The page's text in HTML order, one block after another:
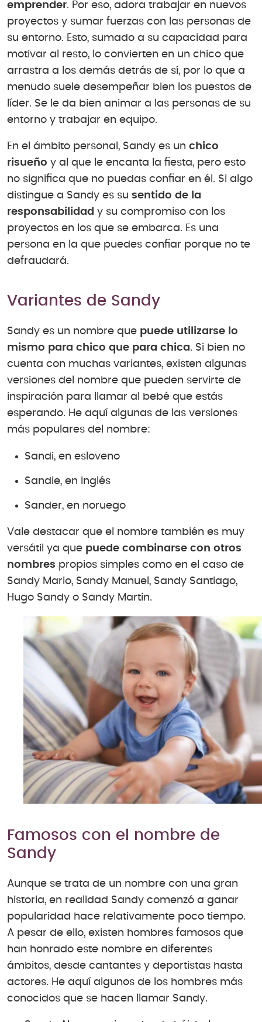
emprender. Por eso, adora trabajar en nuevos
proyectos y sumar fuerzas con las personas de
su entorno. Esto, sumado a su capacidad para
motivar al resto, lo convierten en un chico que
arrastra a los demás detrás de sí, por lo que a
menudo suele desempeñar bien los puestos de
líder. Se le da bien animar a las personas de su
entorno y trabajar en equipo.
En el ámbito personal, Sandy es un chico
risueño y al que le encanta la fiesta, pero esto
no significa que no puedas confiar en él. Si algo
distingue a Sandy es su sentido de la
responsabilidad y su compromiso con los
proyectos en los que se embarca. Es una
persona en la que puedes confiar porque no te
defraudará.
Variantes de Sandy
Sandy es un nombre que puede utilizarse lo
mismo para chico que para chica. Si bien no
cuenta con muchas variantes, existen algunas
versiones del nombre que pueden servirte de
inspiración para llamar al bebé que estás
esperando. He aquí algunas de las versiones
más populares del nombre:
Sandi, en esloveno
Sandie, en inglés
Sander, en noruego
Vale destacar que el nombre también es muy
versátil ya que puede combinarse con otros
nombres propios simples como en el caso de
Sandy Mario, Sandy Manuel, Sandy Santiago,
Hugo Sandy o Sandy Martin.
Famosos con el nombre de
Sandy
Aunque se trata de un nombre con una gran
historia, en realidad Sandy comenzó a ganar
popularidad hace relativamente poco tiempo.
A pesar de ello, existen hombres famosos que
han honrado este nombre en diferentes
ámbitos, desde cantantes y deportistas hasta
actores. He aquí algunos de los hombres más
conocidos que se hacen llamar Sandy.